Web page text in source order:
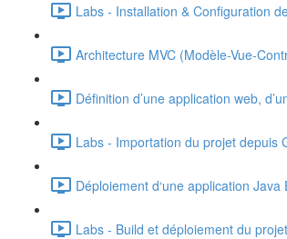
Labs - Installation & Configuration
Architecture MVC (Modèle-Vue-
Définition d’une application web,
Labs - Importation du projet depuis
Déploiement d‘une application Java
Labs - Build et déploiement du